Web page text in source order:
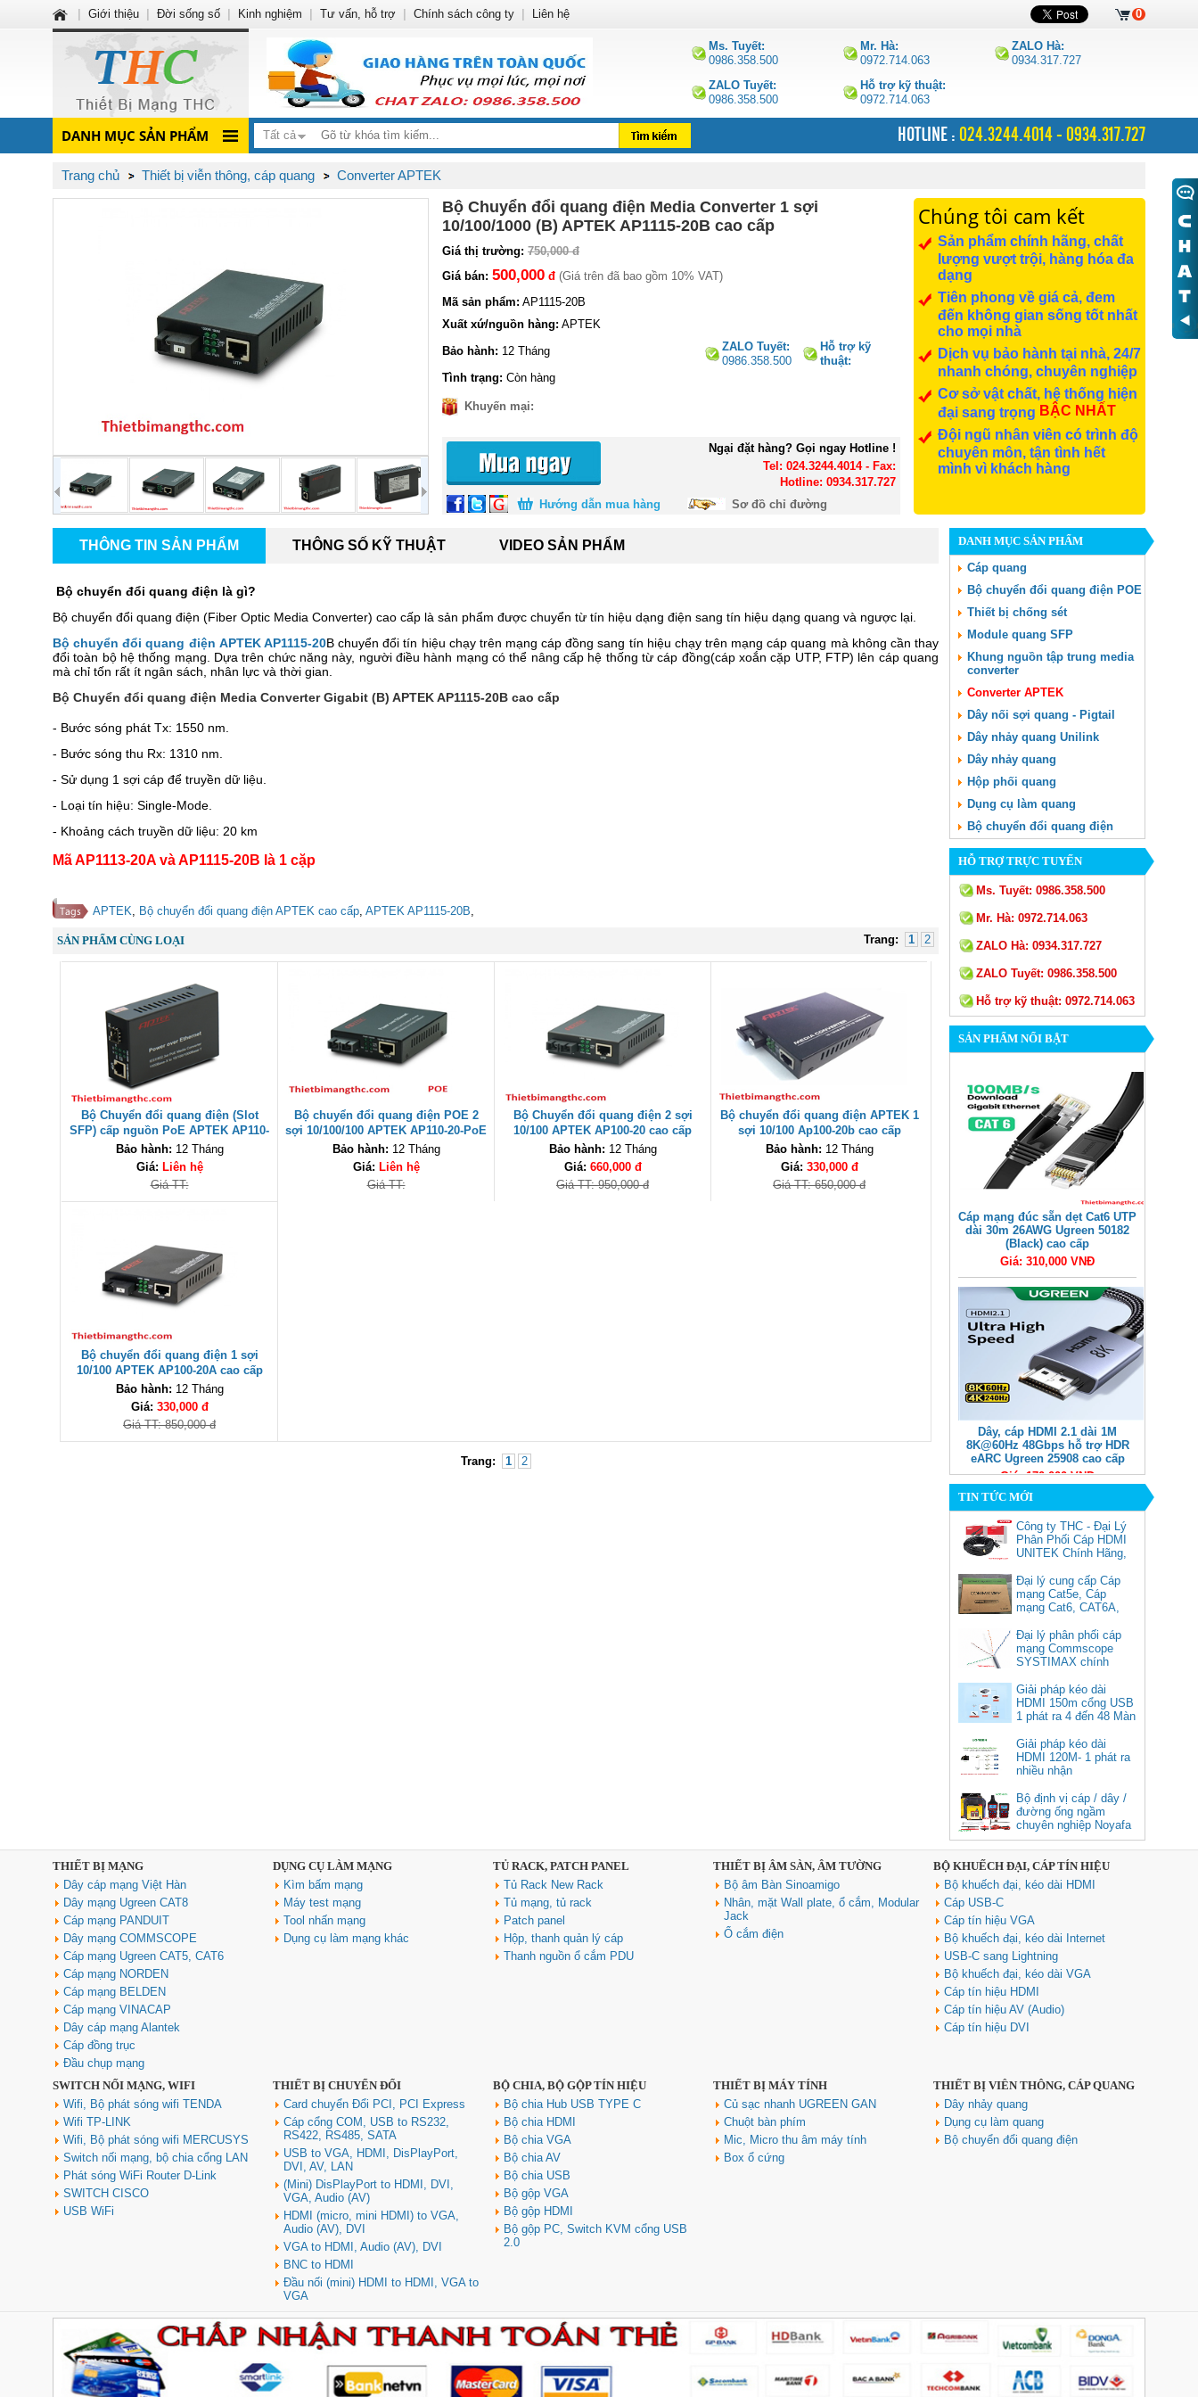
Ms. Tuyết:
0986.358.500
Mr. Hà:
0972.714.063
ZALO Hà:
0934.317.727
ZALO Tuyết:
0986.358.500
Hỗ trợ kỹ thuật:
0972.714.063
DANH MỤC SẢN PHẨM Tất cả HOTLINE : 024.3244.4014 - 0934.317.727
Trang chủ Thiết bị viễn thông, cáp quang Converter APTEK
Bộ Chuyển đổi quang điện Media Converter 1 sợi
10/100/1000 (B) APTEK AP1115-20B cao cấp
Giá thị trường: 750,000 đ
Giá bán: 500,000 đ (Giá trên đã bao gồm 10% VAT)
Mã sản phẩm: AP1115-20B
Xuất xứ/nguồn hàng: APTEK
ZALO Tuyết:
0986.358.500
Hỗ trợ kỹ
thuật:
Bảo hành: 12 Tháng
Tình trạng: Còn hàng
Khuyến mại:
Ngại đặt hàng? Gọi ngay Hotline !
Tel: 024.3244.4014 - Fax:
Hotline: 0934.317.727
Hướng dẫn mua hàng
Sơ đồ chỉ đường
Chúng tôi cam kết
Sản phẩm chính hãng, chất
lượng vượt trội, hàng hóa đa
dạng
Tiên phong về giá cả, đem
đến không gian sống tốt nhất
cho mọi nhà
Dịch vụ bảo hành tại nhà, 24/7
nhanh chóng, chuyên nghiệp
Cơ sở vật chất, hệ thống hiện
đại sang trọng BẬC NHẤT
Đội ngũ nhân viên có trình độ
chuyên môn, tận tình hết
mình vì khách hàng
THÔNG TIN SẢN PHẨM THÔNG SỐ KỸ THUẬT VIDEO SẢN PHẨM
Bộ chuyển đổi quang điện là gì?
Bộ chuyển đổi quang điện (Fiber Optic Media Converter) cao cấp là sản phẩm được chuyển từ tín hiệu dạng điện sang tín hiệu dạng quang và ngược lại.
Bộ chuyển đổi quang điện APTEK AP1115-20Bchuyển đổi tín hiệu chạy trên mạng cáp đồng sang tín hiệu chạy trên mạng cáp quang mà không cần thay
đổi toàn bộ hệ thống mạng. Dựa trên chức năng này, người điều hành mạng có thể nâng cấp hệ thống từ cáp đồng(cáp xoắn cặp UTP, FTP) lên cáp quang
mà chỉ tốn rất ít ngân sách, nhân lực và thời gian.
Bộ Chuyển đổi quang điện Media Converter Gigabit (B) APTEK AP1115-20B cao cấp
- Bước sóng phát Tx: 1550 nm.
- Bước sóng thu Rx: 1310 nm.
- Sử dụng 1 sợi cáp để truyền dữ liệu.
- Loại tín hiệu: Single-Mode.
- Khoảng cách truyền dữ liệu: 20 km
Mã AP1113-20A và AP1115-20B là 1 cặp
APTEK, Bộ chuyển đổi quang điện APTEK cao cấp, APTEK AP1115-20B,
Trang: 1 2
SẢN PHẨM CÙNG LOẠI
Bộ Chuyển đổi quang điện (Slot
SFP) cấp nguồn PoE APTEK AP110-
S-PoE cao cấp
Bảo hành: 12 Tháng
Giá: Liên hệ
Giá TT:
Bộ chuyển đổi quang điện POE 2
sợi 10/100/100 APTEK AP110-20-PoE
cao cấp
Bảo hành: 12 Tháng
Giá: Liên hệ
Giá TT:
Bộ Chuyển đổi quang điện 2 sợi
10/100 APTEK AP100-20 cao cấp
Bảo hành: 12 Tháng
Giá: 660,000 đ
Giá TT: 950,000 đ
Bộ chuyển đổi quang điện APTEK 1
sợi 10/100 Ap100-20b cao cấp
Bảo hành: 12 Tháng
Giá: 330,000 đ
Giá TT: 650,000 đ
Bộ chuyển đổi quang điện 1 sợi
10/100 APTEK AP100-20A cao cấp
Bảo hành: 12 Tháng
Giá: 330,000 đ
Giá TT: 850,000 đ
Trang: 1 2
DANH MỤC SẢN PHẨM
Cáp quang
Bộ chuyển đổi quang điện POE
Thiết bị chống sét
Module quang SFP
Khung nguồn tập trung media
converter
Converter APTEK
Dây nối sợi quang - Pigtail
Dây nhảy quang Unilink
Dây nhảy quang
Hộp phối quang
Dụng cụ làm quang
Bộ chuyển đổi quang điện
HỖ TRỢ TRỰC TUYẾN
Ms. Tuyết: 0986.358.500
Mr. Hà: 0972.714.063
ZALO Hà: 0934.317.727
ZALO Tuyết: 0986.358.500
Hỗ trợ kỹ thuật: 0972.714.063
SẢN PHẨM NỔI BẬT
Cáp mạng đúc sẵn dẹt Cat6 UTP
dài 30m 26AWG Ugreen 50182
(Black) cao cấp
Giá: 310,000 VNĐ
Dây, cáp HDMI 2.1 dài 1M
8K@60Hz 48Gbps hỗ trợ HDR
eARC Ugreen 25908 cao cấp
Giá: 170,000 VNĐ
Cáp chuyển USB Type-C sang
Displayport 1.4 độ phân giải
cao cấp
Giá: 350,000 VNĐ
Cáp âm thanh 2x1.5 chống
nhiễu chống cháy ALANTEK
301-FRS015-E01P-3SG5 cao cấp
Giá: Liên hệ
Hub USB Type C Groovy Robot
Uno 6 in 1 ra USB-C, USB-A 3.2,
HDMI 4K@60Hz, Sạc PD 100W
Ugreen 35998
Giá: 650,000 VNĐ
Hub USB Type-C 6 in 1 HDMI
4K@60Hz, Hub USB 3.0, Lan,
PD 100W Ugreen 45000 cao cấp
TIN TỨC MỚI
Công ty THC - Đại Lý
Phân Phối Cáp HDMI
UNITEK Chính Hãng,
Đại lý cung cấp Cáp
mạng Cat5e, Cáp
mạng Cat6, CAT6A,
Commscope
Đại lý phân phối cáp
mạng Commscope
SYSTIMAX chính
Giải pháp kéo dài
HDMI 150m cổng USB
1 phát ra 4 đến 48 Màn
Giải pháp kéo dài
HDMI 120M- 1 phát ra
nhiều nhận
Bộ định vị cáp / dây /
đường ống ngầm
chuyên nghiệp Noyafa
NF-826
THIẾT BỊ MẠNG
Dây cáp mạng Việt Hàn
Dây mạng Ugreen CAT8
Cáp mạng PANDUIT
Dây mạng COMMSCOPE
Cáp mạng Ugreen CAT5, CAT6
Cáp mạng NORDEN
Cáp mạng BELDEN
Cáp mạng VINACAP
Dây cáp mạng Alantek
Cáp đồng trục
Đầu chụp mạng
DỤNG CỤ LÀM MẠNG
Kìm bấm mạng
Máy test mạng
Tool nhấn mạng
Dụng cụ làm mạng khác
TỦ RACK, PATCH PANEL
Tủ Rack New Rack
Tủ mạng, tủ rack
Patch panel
Hộp, thanh quản lý cáp
Thanh nguồn ổ cắm PDU
THIẾT BỊ ÂM SÀN, ÂM TƯỜNG
Bộ âm Bàn Sinoamigo
Nhân, mặt Wall plate, ổ cắm, Modular
Jack
Ổ cắm điện
BỘ KHUẾCH ĐẠI, CÁP TÍN HIỆU
Bộ khuếch đại, kéo dài HDMI
Cáp USB-C
Cáp tín hiệu VGA
Bộ khuếch đại, kéo dài Internet
USB-C sang Lightning
Bộ khuếch đại, kéo dài VGA
Cáp tín hiệu HDMI
Cáp tín hiệu AV (Audio)
Cáp tín hiệu DVI
SWITCH NỐI MẠNG, WIFI
Wifi, Bộ phát sóng wifi TENDA
Wifi TP-LINK
Wifi, Bộ phát sóng wifi MERCUSYS
Switch nối mạng, bộ chia cổng LAN
Phát sóng WiFi Router D-Link
SWITCH CISCO
USB WiFi
THIẾT BỊ CHUYỂN ĐỔI
Card chuyển Đổi PCI, PCI Express
Cáp cổng COM, USB to RS232,
RS422, RS485, SATA
USB to VGA, HDMI, DisPlayPort,
DVI, AV, LAN
(Mini) DisPlayPort to HDMI, DVI,
VGA, Audio (AV)
HDMI (micro, mini HDMI) to VGA,
Audio (AV), DVI
VGA to HDMI, Audio (AV), DVI
BNC to HDMI
Đầu nối (mini) HDMI to HDMI, VGA to
VGA
BỘ CHIA, BỘ GỘP TÍN HIỆU
Bộ chia Hub USB TYPE C
Bộ chia HDMI
Bộ chia VGA
Bộ chia AV
Bộ chia USB
Bộ gộp VGA
Bộ gộp HDMI
Bộ gộp PC, Switch KVM cổng USB
2.0
THIẾT BỊ MÁY TÍNH
Củ sạc nhanh UGREEN GAN
Chuột bàn phím
Mic, Micro thu âm máy tính
Box ổ cứng
THIẾT BỊ VIỄN THÔNG, CÁP QUANG
Dây nhảy quang
Dụng cụ làm quang
Bộ chuyển đổi quang điện
0
Giới thiệu Đời sống số Kinh nghiệm Tư vấn, hỗ trợ Chính sách công ty Liên hệ